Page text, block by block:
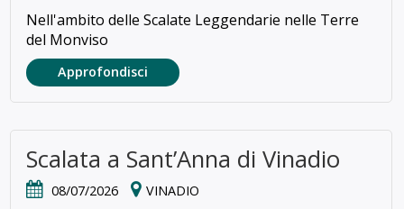
Nell'ambito delle Scalate Leggendarie nelle Terre
del Monviso
Approfondisci
Scalata a Sant’Anna di Vinadio
08/07/2026 VINADIO